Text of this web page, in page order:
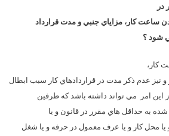
ساعت كار، مزاياي جنبي و مدت قرارداد
شود ؟
كار،
نيز عدم ذكر مدت در قراردادهاي كار سبب ابطال
اين امر مي تواند داشته باشد كه طرفين
شده به حداقل هاي مقرر در قانون و يا
يا محل كار و يا عرف معمول در حرفه و يا شغل